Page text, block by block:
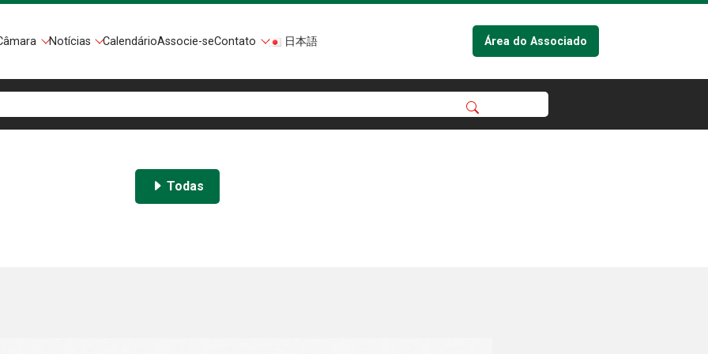
Notícias CalendárioAssocie-seContato 日本語 Área do Associado
Todas